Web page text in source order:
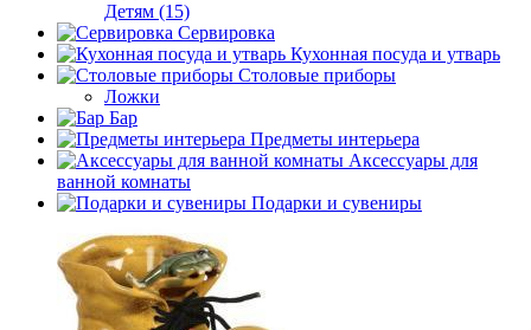
Детям (15)
Сервировка
Кухонная посуда и утварь
Столовые приборы
Ложки
Бар
Предметы интерьера
Аксессуары для
ванной комнаты
Подарки и сувениры